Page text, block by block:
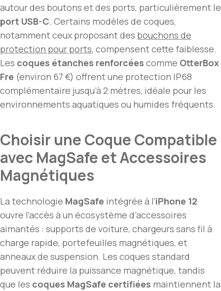
autour des boutons et des ports, particulièrement le
port USB-C. Certains modèles de coques,
notamment ceux proposant des bouchons de
protection pour ports, compensent cette faiblesse.
Les coques étanches renforcées comme OtterBox
Fre (environ 67 €) offrent une protection IP68
complémentaire jusqu’à 2 mètres, idéale pour les
environnements aquatiques ou humides fréquents.
Choisir une Coque Compatible
avec MagSafe et Accessoires
Magnétiques
La technologie MagSafe intégrée à l’iPhone 12
ouvre l’accès à un écosystème d’accessoires
aimantés : supports de voiture, chargeurs sans fil à
charge rapide, portefeuilles magnétiques, et
anneaux de suspension. Les coques standard
peuvent réduire la puissance magnétique, tandis
que les coques MagSafe certifiées maintiennent la